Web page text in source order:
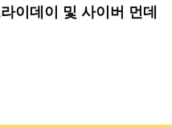
이데이 및 사이버 먼데